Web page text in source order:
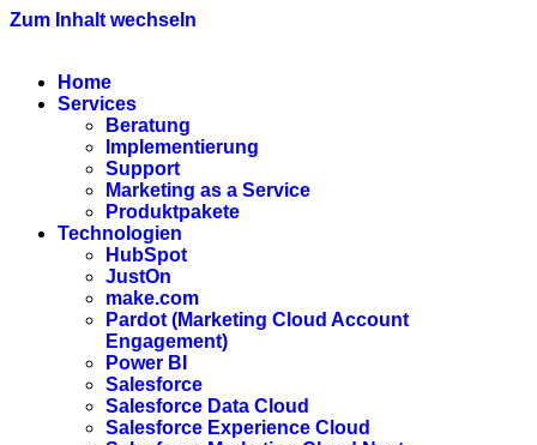
Zum Inhalt wechseln
Home
Services
Beratung
Implementierung
Support
Marketing as a Service
Produktpakete
Technologien
HubSpot
JustOn
make.com
Pardot (Marketing Cloud Account
Engagement)
Power BI
Salesforce
Salesforce Data Cloud
Salesforce Experience Cloud